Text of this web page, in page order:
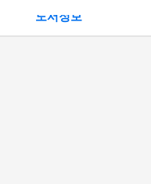
도서정보